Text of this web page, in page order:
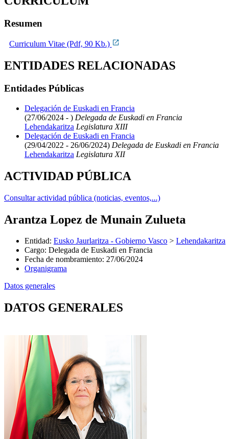
Resumen
Curriculum Vitae (Pdf, 90 Kb.)
ENTIDADES RELACIONADAS
Entidades Públicas
Delegación de Euskadi en Francia
(27/06/2024 - ) Delegada de Euskadi en Francia
Lehendakaritza Legislatura XIII
Delegación de Euskadi en Francia
(29/04/2022 - 26/06/2024) Delegada de Euskadi en Francia
Lehendakaritza Legislatura XII
ACTIVIDAD PÚBLICA
Consultar actividad pública (noticias, eventos,...)
Arantza Lopez de Munain Zulueta
Entidad: Eusko Jaurlaritza - Gobierno Vasco > Lehendakaritza
Cargo: Delegada de Euskadi en Francia
Fecha de nombramiento: 27/06/2024
Organigrama
Datos generales
DATOS GENERALES